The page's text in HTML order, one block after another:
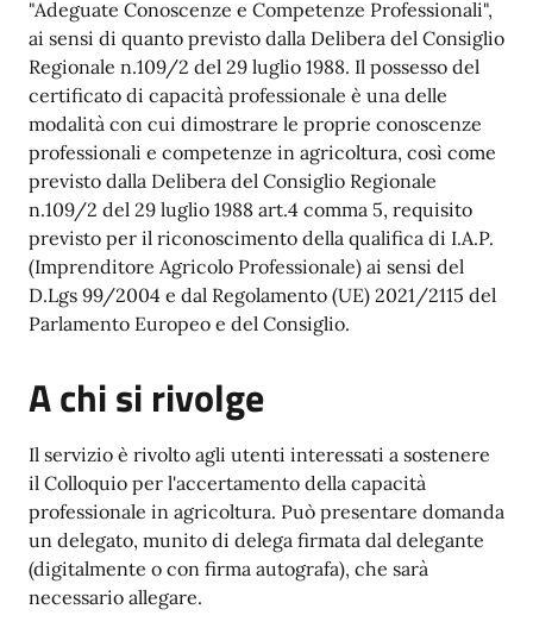
"Adeguate Conoscenze e Competenze Professionali",
ai sensi di quanto previsto dalla Delibera del Consiglio
Regionale n.109/2 del 29 luglio 1988. Il possesso del
certificato di capacità professionale è una delle
modalità con cui dimostrare le proprie conoscenze
professionali e competenze in agricoltura, così come
previsto dalla Delibera del Consiglio Regionale
n.109/2 del 29 luglio 1988 art.4 comma 5, requisito
previsto per il riconoscimento della qualifica di I.A.P.
(Imprenditore Agricolo Professionale) ai sensi del
D.Lgs 99/2004 e dal Regolamento (UE) 2021/2115 del
Parlamento Europeo e del Consiglio.
A chi si rivolge
Il servizio è rivolto agli utenti interessati a sostenere
il Colloquio per l'accertamento della capacità
professionale in agricoltura. Può presentare domanda
un delegato, munito di delega firmata dal delegante
(digitalmente o con firma autografa), che sarà
necessario allegare.